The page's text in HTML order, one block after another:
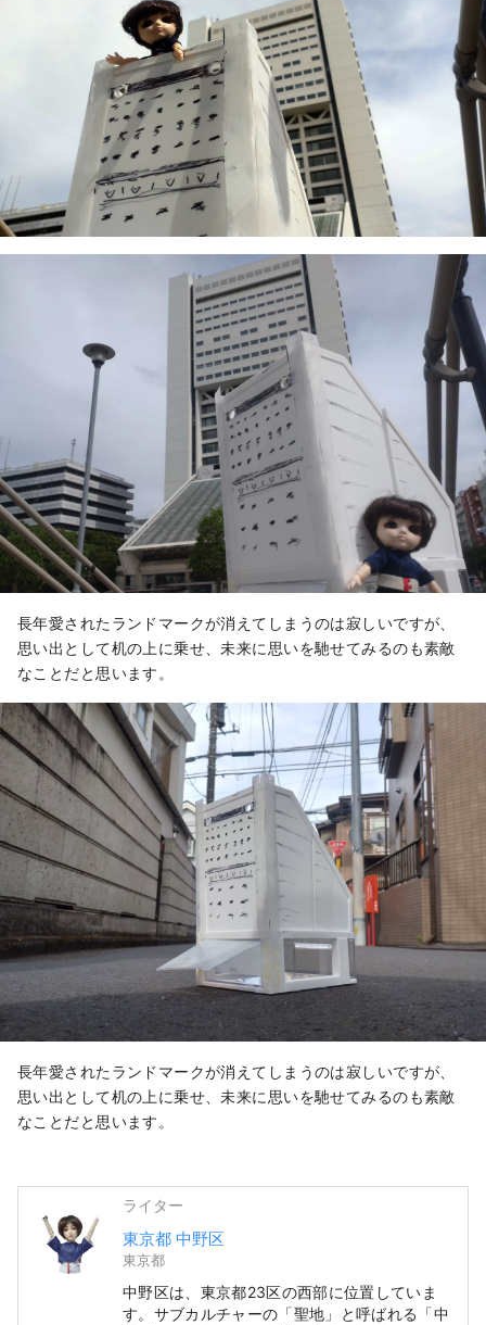
長年愛されたランドマークが消えてしまうのは寂しいですが、
思い出として机の上に乗せ、未来に思いを馳せてみるのも素敵
なことだと思います。
長年愛されたランドマークが消えてしまうのは寂しいですが、
思い出として机の上に乗せ、未来に思いを馳せてみるのも素敵
なことだと思います。
ライター
東京都 中野区
東京都
中野区は、東京都23区の西部に位置していま
す。サブカルチャーの「聖地」と呼ばれる「中